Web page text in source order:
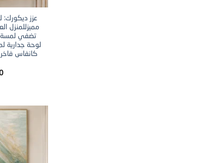
عزز ديكورك:
مميزللمنزل
تضفي لمسة
لوحة جدارية
كانفاس